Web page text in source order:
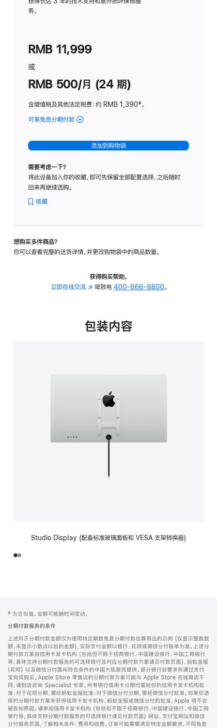
务。
RMB 11,999
或
RMB 500/月 (24 期)
含增值税及其他法定税费：约 RMB 1,390脚
‡。
可享免息分期付款 (Studio
-
标
璃
转
的
添加到购物袋
需要考虑一下？
将此设备加入你的收藏，即可先保留全部配置选择，之后随时
回来再继续选购。
收藏
想购买多件商品？
你可以查看完整的送货详情，并更改购物袋中的商品数量。
获得购买帮助，
立即在线交流 (在
中
或致电 400-666-8800。
包装内容
Studio Display (配备标准玻璃面板和 VESA 支架转换器)
页
页
脚
注
‡ 为近似值。金额可能随时间变动。
分期付款服务的条件
上述所示分期付款金额仅为使用特定期数免息分期付款估算得出的示例 (仅显示整数数
额，未显示小数点以后的金额)，实际支付金额以银行、花呗或微信分付账单为准。上述分
期付款方案由信用卡发卡机构 (包括但不限于招商银行、中国建设银行、中国工商银行
等，具体支持分期付款服务的可选择银行及对应分期付款方案请见付款页面)、蚂蚁金服
(花呗) 以及微信分付面向符合条件的中国大陆居民提供。部分银行会要求你通过支付
宝完成购买。Apple Store 零售店的分期付款方案可能与 Apple Store 在线商店不
同，请到店咨询 Specialist 专家。所有银行信用卡分期均需经你的信用卡发卡机构批
准；对于花呗分期，需经蚂蚁金服批准；对于微信分付分期，需经微信分付批准。如果你选
择的分期付款方案未获得信用卡发卡机构、蚂蚁金服或微信分付的批准，Apple 将不会
被告知原因。请参阅信用卡发卡机构 (包括但不限于招商银行、中国建设银行、中国工商
银行等，具体支持分期付款服务的可选择银行请见付款页面) 网站、支付宝网站和微信
分付服务页面，了解相关条件、费用和收费。订单可能需要满足特定金额要求，不同免息